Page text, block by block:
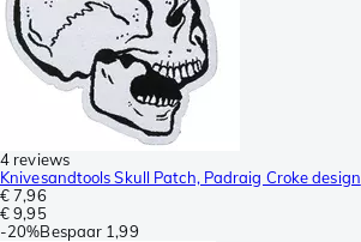
4 reviews
Knivesandtools Skull Patch, Padraig Croke design
€ 7,96
€ 9,95
-20%Bespaar 1,99